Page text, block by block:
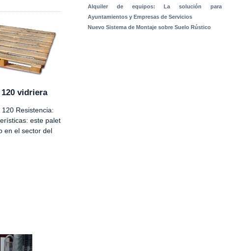
120 vidriera
Resistencia:
este palet
en el sector del
Alquiler de equipos: La solución para
Ayuntamientos y Empresas de Servicios
Nuevo Sistema de Montaje sobre Suelo Rústico